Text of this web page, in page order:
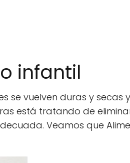
infantil
se vuelven duras y secas
está tratando de
Veamos que